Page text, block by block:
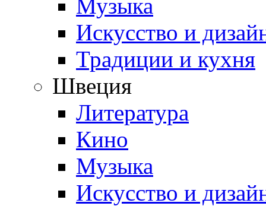
Музыка
Искусство и
Традиции и кухня
Швеция
Литература
Кино
Музыка
Искусство и